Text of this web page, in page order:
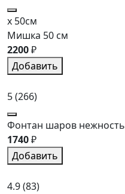
x 50см
Мишка 50 см
2200₽
Добавить
5(266)
Фонтан шаров нежность
1740₽
Добавить
4.9(83)